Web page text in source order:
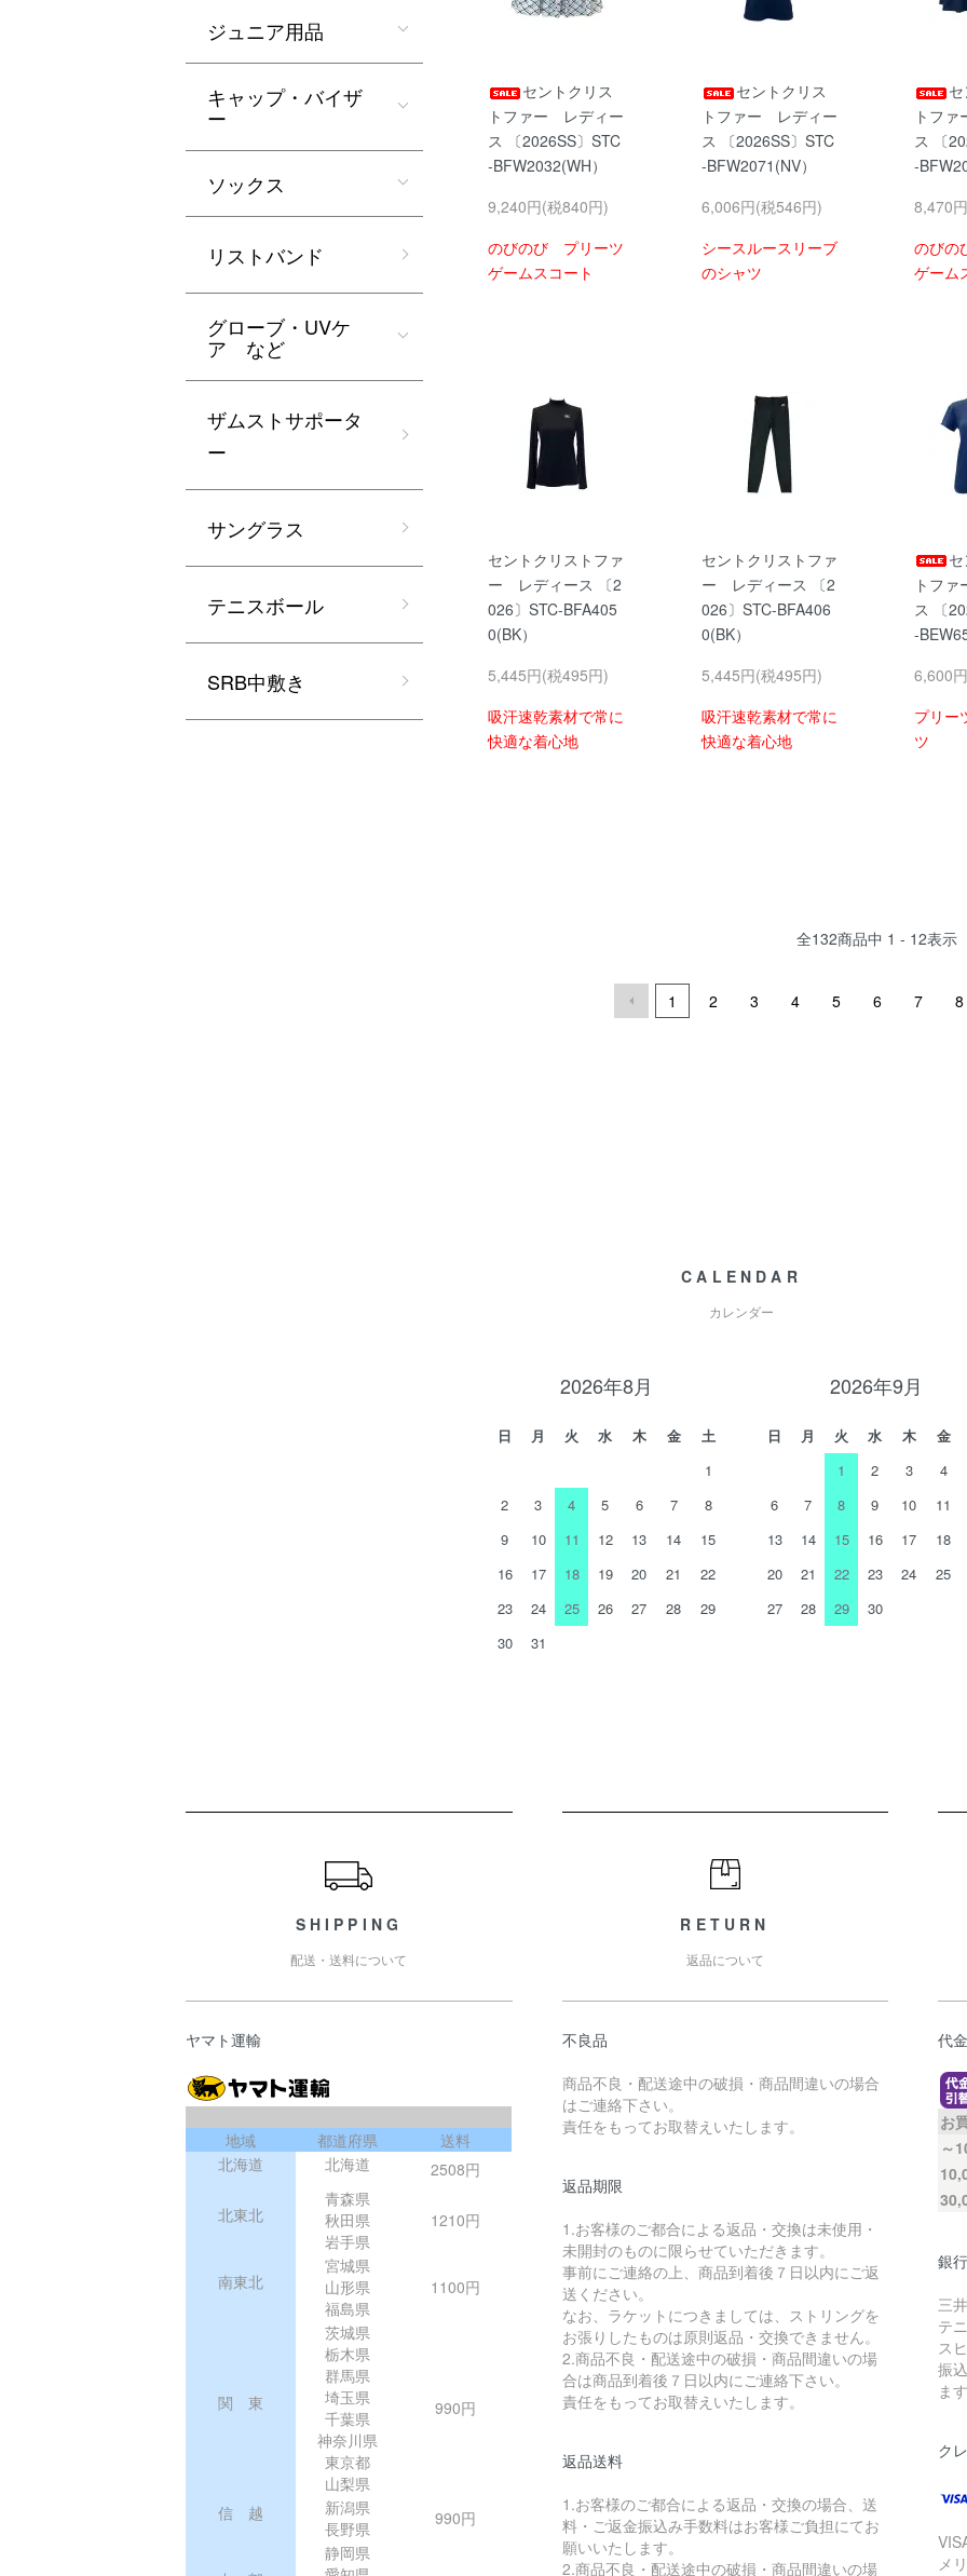
セントクリス
トファー レディー
ス 〔2026SS〕STC
-BFW2032(WH）
9,240円(税840円)
のびのび プリーツ
ゲームスコート
セントクリス
トファー レディー
ス 〔2026SS〕STC
-BFW2071(NV）
6,006円(税546円)
シースルースリーブ
のシャツ
トフ
ス 〔
-
8,470
のび
ゲーム
セントクリストファ
ー レディース 〔2
026〕STC-BFA405
0(BK）
5,445円(税495円)
吸汗速乾素材で常に
快適な着心地
セントクリストファ
ー レディース 〔2
026〕STC-BFA406
0(BK）
5,445円(税495円)
吸汗速乾素材で常に
快適な着心地
トフ
ス 〔
-
6,600
プリー
ツ
全132商品中 1 - 12表示
1 2 3 4 5 6 7 8
ジュニア用品
キャップ・バイザ
ー
ソックス
リストバンド
グローブ・UVケ
ア など
ザムストサポータ
ー
サングラス
テニスボール
SRB中敷き
CALENDAR
カレンダー
2026年8月
日 月 火 水 木 金
土
1
2
3 4 5 6 7
8
9
10 11 12 13 14
15
16
17 18 19 20 21
22
23
24 25 26 27 28
29
30
31
2026年9月
日 月 火 水 木 金
1
2 3 4
6
7 8 9 10 11
13
14 15 16 17 18
20
21 22 23 24 25
27
28 29 30
SHIPPING
配送・送料について
ヤマト運輸
地域 都道府県
送料
北海道
北海道 2508円
北東北
青森県
秋田県
岩手県
1210円
南東北
宮城県
山形県
福島県
1100円
関 東
茨城県
栃木県
群馬県
埼玉県
千葉県
神奈川県
東京都
山梨県
990円
信 越
新潟県
長野県
990円
静岡県
RETURN
返品について
不良品
商品不良・配送途中の破損・商品間違いの場合
はご連絡下さい。
責任をもってお取替えいたします。
返品期限
1.お客様のご都合による返品・交換は未使用・
未開封のものに限らせていただきます。
事前にご連絡の上、商品到着後７日以内にご返
送ください。
なお、ラケットにつきましては、ストリングを
お張りしたものは原則返品・交換できません。
2.商品不良・配送途中の破損・商品間違いの場
合は商品到着後７日以内にご連絡下さい。
責任をもってお取替えいたします。
返品送料
1.お客様のご都合による返品・交換の場合、送
料・ご返金振込み手数料はお客様ご負担にてお
願いいたします。
2.商品不良・配送途中の破損・商品間違いの場
代
お
～
銀
三
テ
ス
振
ます
ク
メ